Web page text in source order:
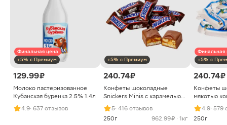
Финальная цена
+5% с Премиум
129.99 ₽
Молоко пастеризованное
Кубанская буренка 2.5% 1.4л
4.9· 637 отзывов
+5% с Премиум
240.74 ₽
Конфеты шоколадные
Snickers Minis с карамелью
арахисом и нугой
5· 416 отзывов
250г
962.99 ₽ · 1кг
Финальная
+5% с
240.74 ₽
Конфеты
мякотью
4.9· 579
250г